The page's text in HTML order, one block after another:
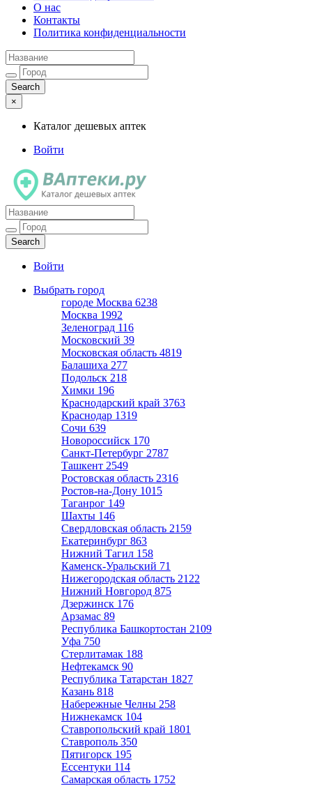
О нас
Контакты
Политика конфиденциальности
×
Каталог дешевых аптек
Войти
Каталог дешевых аптек
Войти
Выбрать город
городе Москва 6238
Москва 1992
Зеленоград 116
Московский 39
Московская область 4819
Балашиха 277
Подольск 218
Химки 196
Краснодарский край 3763
Краснодар 1319
Сочи 639
Новороссийск 170
Санкт-Петербург 2787
Ташкент 2549
Ростовская область 2316
Ростов-на-Дону 1015
Таганрог 149
Шахты 146
Свердловская область 2159
Екатеринбург 863
Нижний Тагил 158
Каменск-Уральский 71
Нижегородская область 2122
Нижний Новгород 875
Дзержинск 176
Арзамас 89
Республика Башкортостан 2109
Уфа 750
Стерлитамак 188
Нефтекамск 90
Республика Татарстан 1827
Казань 818
Набережные Челны 258
Нижнекамск 104
Ставропольский край 1801
Ставрополь 350
Пятигорск 195
Ессентуки 114
Самарская область 1752